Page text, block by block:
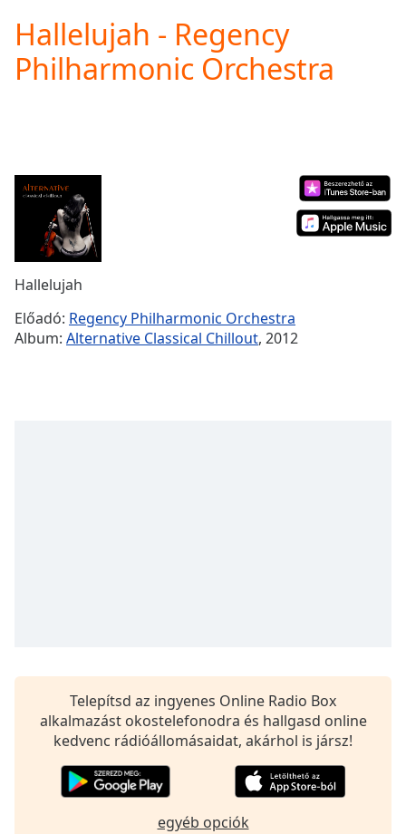
Video
Play
Skip
Backward
Time0:00
Duration-:-
Loaded:
TypeLIVE
Seek to
live,
currently
selected
Subtitles
subtitles
settings,
opens
Hallelujah - Regency
Philharmonic Orchestra
Hallelujah
Előadó: Regency Philharmonic Orchestra
Album: Alternative Classical Chillout, 2012
Telepítsd az ingyenes Online Radio Box
alkalmazást okostelefonodra és hallgasd online
kedvenc rádióállomásaidat, akárhol is jársz!
egyéb opciók